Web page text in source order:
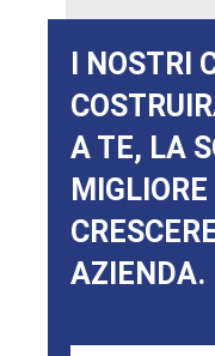
I NOSTRI
A TE, LA
AZIENDA.